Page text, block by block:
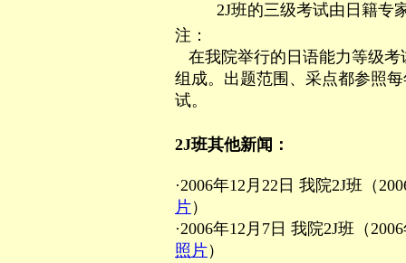
2J班的三级考试由日籍专
注：
在我院举行的日语能力等级考
组成。出题范围、采点都参照
试。
2J班其他新闻：
·2006年12月22日 我院2J班（
片）
·2006年12月7日 我院2J班（
照片）